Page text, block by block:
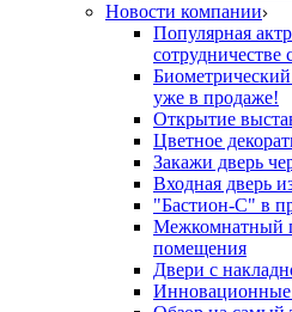
Новости компании
Популярная
сотрудничестве
уже в продаже!
Открытие
Цветное
Закажи дверь
Входная дверь
"Бастион-С" в
Межкомнатный
помещения
Двери с
Инновационные